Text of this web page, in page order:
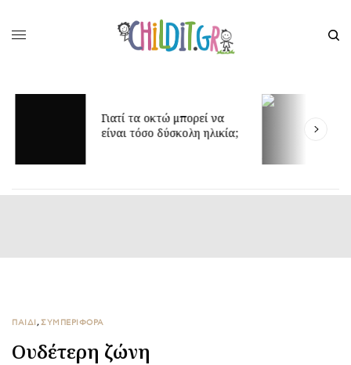
Γιατί τα οκτώ μπορεί να
είναι τόσο δύσκολη ηλικία;
ΠΑΙΔΙ,ΣΥΜΠΕΡΙΦΟΡΑ
Ουδέτερη ζώνη